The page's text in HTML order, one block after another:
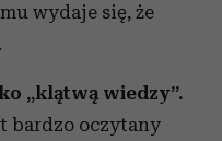
wydaje się, że
„klątwą wiedzy”.
bardzo oczytany